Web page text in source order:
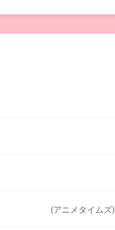
(アニメタイムズ)